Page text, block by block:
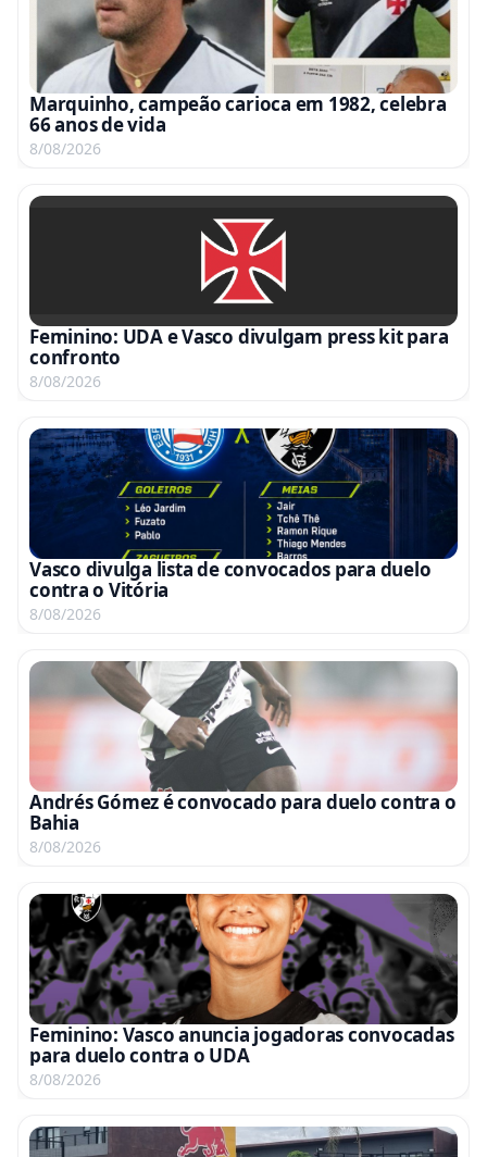
Marquinho, campeão carioca em 1982, celebra
66 anos de vida
8/08/2026
Feminino: UDA e Vasco divulgam press kit para
confronto
8/08/2026
Vasco divulga lista de convocados para duelo
contra o Vitória
8/08/2026
Andrés Gómez é convocado para duelo contra o
Bahia
8/08/2026
Feminino: Vasco anuncia jogadoras convocadas
para duelo contra o UDA
8/08/2026